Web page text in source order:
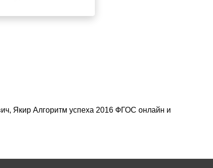
Якир Алгоритм успеха 2016 ФГОС онлайн и